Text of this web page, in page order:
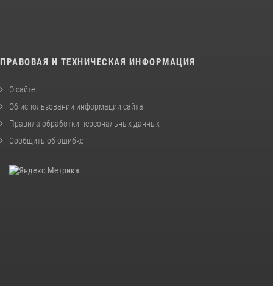
ПРАВОВАЯ И ТЕХНИЧЕСКАЯ ИНФОРМАЦИЯ
О сайте
Об использовании информации сайта
Правила обработки персональных данных
Сообщить об ошибке